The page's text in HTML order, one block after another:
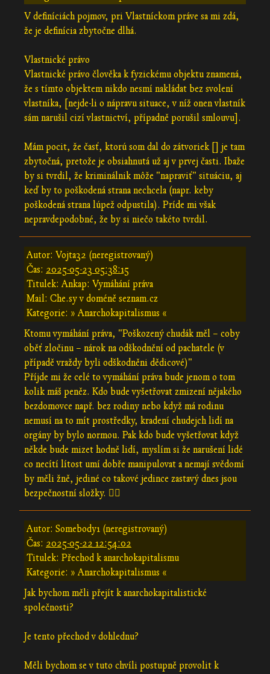
V definíciách pojmov, pri Vlastníckom práve sa mi zdá,
že je definícia zbytočne dlhá.
Vlastnické právo
Vlastnické právo člověka k fyzickému objektu znamená,
že s tímto objektem nikdo nesmí nakládat bez svolení
vlastníka, [nejde-li o nápravu situace, v níž onen vlastník
sám narušil cizí vlastnictví, případně porušil smlouvu].
Mám pocit, že časť, ktorú som dal do zátvoriek [] je tam
zbytočná, pretože je obsiahnutá už aj v prvej časti. Ibaže
by si tvrdil, že kriminálnik môže "napraviť" situáciu, aj
keď by to poškodená strana nechcela (napr. keby
poškodená strana lúpež odpustila). Príde mi však
nepravdepodobné, že by si niečo takéto tvrdil.
Autor: Vojta32 (neregistrovaný)
Čas: 2025-05-23 05:38:15
Titulek: Ankap: Vymáhání práva
Mail: Che.sy v doméně seznam.cz
Kategorie: » Anarchokapitalismus «
Ktomu vymáhání práva, "Poškozený chudák měl – coby
oběť zločinu – nárok na odškodnění od pachatele (v
případě vraždy byli odškodněni dědicové)"
Příjde mi že celé to vymáhání práva bude jenom o tom
kolik máš peněz. Kdo bude vyšetřovat zmizení nějakého
bezdomovce např. bez rodiny nebo když má rodinu
nemusí na to mít prostředky, kradení chudejch lidí na
orgány by bylo normou. Pak kdo bude vyšetřovat když
někde bude mizet hodně lidí, myslím si že narušení lidé
co necítí lítost umí dobře manipulovat a nemají svědomí
by měli žně, jediné co takové jedince zastavý dnes jsou
bezpečnostní složky. 🤷‍♂️
Autor: Somebody1 (neregistrovaný)
Čas: 2025-05-22 12:54:02
Titulek: Přechod k anarchokapitalismu
Kategorie: » Anarchokapitalismus «
Jak bychom měli přejít k anarchokapitalistické
společnosti?
Je tento přechod v dohlednu?
Měli bychom se v tuto chvíli postupně provolit k